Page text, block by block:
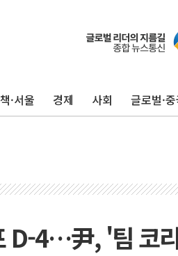
·서울 경제 사회 글로벌·
D-4…尹, '팀 코